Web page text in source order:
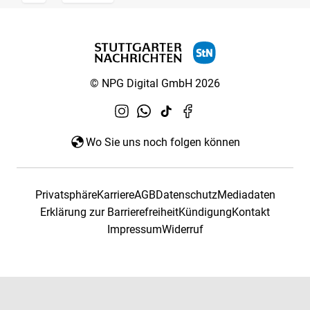
© NPG Digital GmbH 2026
Wo Sie uns noch folgen können
PrivatsphäreKarriereAGBDatenschutzMediadaten
Erklärung zur BarrierefreiheitKündigungKontakt
ImpressumWiderruf